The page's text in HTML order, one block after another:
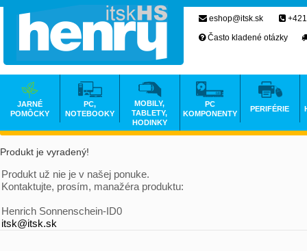
Produkt je vyradený!
Produkt už nie je v našej ponuke.
Kontaktujte, prosím, manažéra produktu:
Henrich Sonnenschein-ID0
itsk@itsk.sk
eshop@itsk.sk
Často kladené otázky
JARNÉ
POMÔCKY
PC,
NOTEBOOKY
MOBILY,
TABLETY,
HODINKY
PC
KOMPONENTY
PERIFÉRIE